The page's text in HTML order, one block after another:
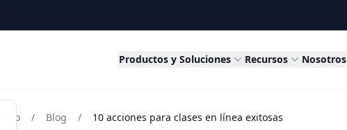
Productos y Soluciones Recursos Nosotros
Inicio / Blog / 10 acciones para clases en línea exitosas